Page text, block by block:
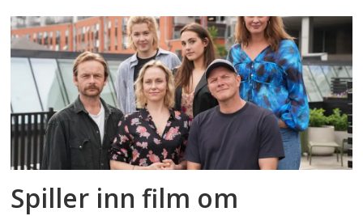
Spiller inn film om